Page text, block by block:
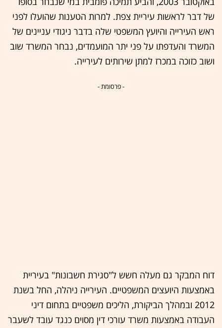
של דבר לראשות עיריית צפת. למרות הטענות שהועלו לפני
ראש העירייה והיועץ המשפטי שלה בדבר ניגודי עניינים של
המשרד והעדפתו על פני יתר המועמדים, נבחר המשרד שוב
ושוב כזוכה במכרז למתן שירותים לעירייה.
- פרסומת -
דוח המבקר גם מעלה חשש ל"סגירת חשבונות" בעיריית
באמצעות היועצים המשפטיים. העירייה ניהלה, החל בשנת
2012 ובמהלך הביקורת, הליכים משפטיים בתחום דיני
העבודה באמצעות משרד עורכי דין מסוים כנגד עובד לשעבר